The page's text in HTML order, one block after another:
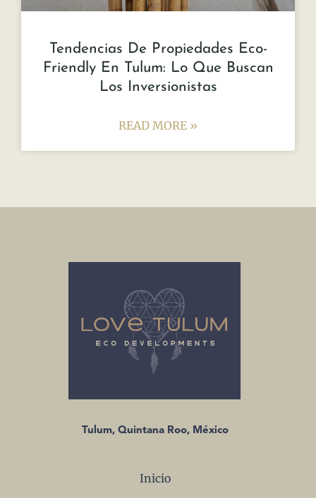
Tendencias De Propiedades Eco-
Friendly En Tulum: Lo Que Buscan
Los Inversionistas
READ MORE »
Tulum, Quintana Roo, México
Inicio